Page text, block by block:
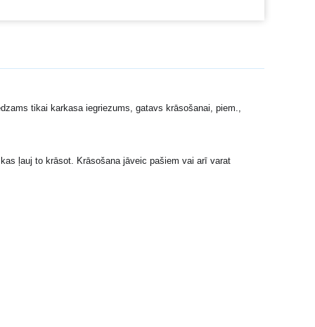
tikai karkasa iegriezums, gatavs krāsošanai, piem.,
ļauj to krāsot. Krāsošana jāveic pašiem vai arī varat